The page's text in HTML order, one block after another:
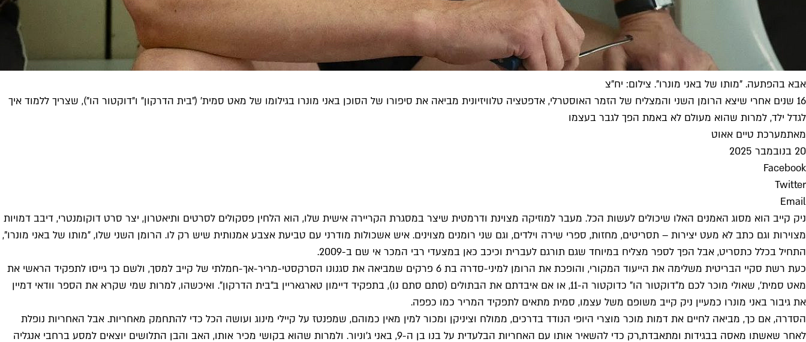
אבא בהפתעה. "מותו של באני מונרו". צילום: יח"צ
16 שנים אחרי שיצא הרומן השני והמצליח של הזמר האוסטרלי, אדפטציה טלוויזיונית מביאה את סיפורו של הסוכן באני מונרו בגילומו של מאט סמית' ("בית הדרקון" ו"דוקטור הו"), שצריך ללמוד איך
לגדל ילד, למרות שהוא מעולם לא באמת הפך לגבר בעצמו
מאתמערכת טיים אאוט
20 בנובמבר 2025
Facebook
Twitter
Email
ניק קייב הוא מסוג האמנים האלו שיכולים לעשות הכל. מעבר למוזיקה מצוינת ודרמטית שיצר במסגרת הקריירה אישית שלו, הוא הלחין פסקולים לסרטים ותיאטרון, יצר סרט דוקומנטרי, דיבב דמויות
מצוירות וגם כתב לא מעט יצירות – תסריטים, מחזות, ספרי שירה וילדים, וגם שני רומנים מצוינים. איש אשכולות מודרני עם טביעת אצבע אמנותית שיש רק לו. הרומן השני שלו, "מותו של באני מונרו",
התחיל בכלל כתסריט, אבל הפך לספר מצליח במיוחד שגם תורגם לעברית וכיכב כאן במצעדי רבי המכר אי שם ב-2009.
כעת רשת סקיי הבריטית משלימה את הייעוד המקורי, והופכת את הרומן למיני-סדרה בת 6 פרקים שמביאה את סגנונו הסרקסטי-מריר-אך-חמלתי של קייב למסך, ולשם כך גייסו לתפקיד הראשי את
מאט סמית', שאולי מוכר לכם מ"דוקטור הו" כדוקטור ה-11, או אם איבדתם את הבתולים (סתם סתם נו), בתפקיד דיימון טארגאריין ב"בית הדרקון". ואיכשהו, למרות שמי שקרא את הספר וודאי דמיין
את גיבור באני מונרו כמעיין ניק קייב משופם משל עצמו, סמית מתאים לתפקיד המריר כמו כפפה.
הסדרה, אם כך, מביאה לחיים את דמות מוכר מוצרי היופי הנודד בדרכים, ממולח וציניקן ומכור למין מאין כמוהם, שמפנטז על קיילי מינוג ועושה הכל כדי להתחמק מאחריות. אבל האחריות נופלת
לאחר שאשתו מאסה בבגידות ומתאבדת,רק כדי להשאיר אותו עם האחריות הבלעדית על בנו בן ה-9, באני ג'וניור. ולמרות שהוא בקושי מכיר אותו, האב והבן התלושים יוצאים למסע ברחבי אנגליה